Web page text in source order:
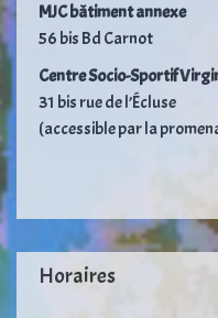
MJC bâtiment annexe
56 bis Bd Carnot
Centre Socio-Sportif
31 bis rue de l’Écluse
(accessible par la
Horaires